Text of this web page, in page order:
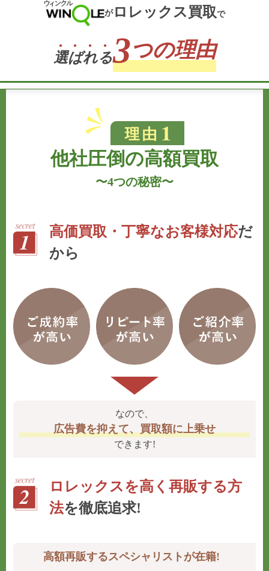
がロレックス買取で
選ばれる3つの理由
他社圧倒の高額買取
〜4つの秘密〜
高価買取・丁寧なお客様対応だ
から
なので、
広告費を抑えて、買取額に上乗せ
できます!
ロレックスを高く再販する方
法を徹底追求!
高額再販するスペシャリストが在籍!